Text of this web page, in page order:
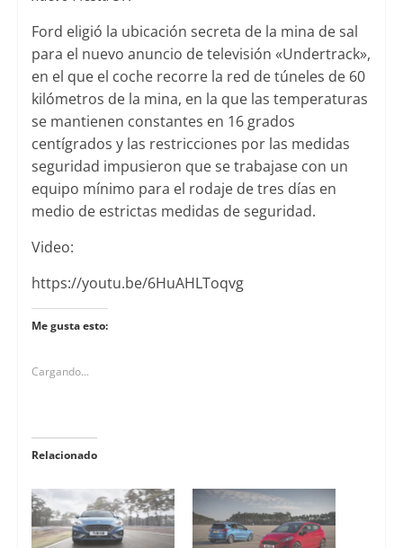
Ford eligió la ubicación secreta de la mina de sal
para el nuevo anuncio de televisión «Undertrack»,
en el que el coche recorre la red de túneles de 60
kilómetros de la mina, en la que las temperaturas
se mantienen constantes en 16 grados
centígrados y las restricciones por las medidas
seguridad impusieron que se trabajase con un
equipo mínimo para el rodaje de tres días en
medio de estrictas medidas de seguridad.
Video:
https://youtu.be/6HuAHLToqvg
Me gusta esto:
Cargando...
Relacionado